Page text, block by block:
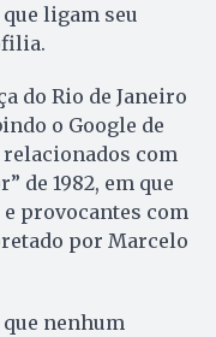
ligam seu
do Rio de Janeiro
o Google de
com
de 1982, em que
e provocantes com
por Marcelo
que nenhum